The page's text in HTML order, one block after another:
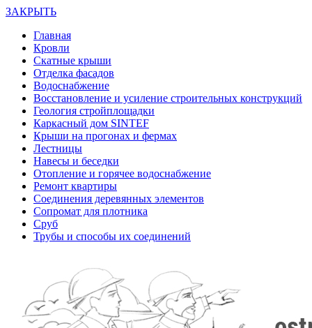
ЗАКРЫТЬ
Главная
Кровли
Скатные крыши
Отделка фасадов
Водоснабжение
Восстановление и усиление строительных конструкций
Геология стройплощадки
Каркасный дом SINTEF
Крыши на прогонах и фермах
Лестницы
Навесы и беседки
Отопление и горячее водоснабжение
Ремонт квартиры
Соединения деревянных элементов
Сопромат для плотника
Сруб
Трубы и способы их соединений